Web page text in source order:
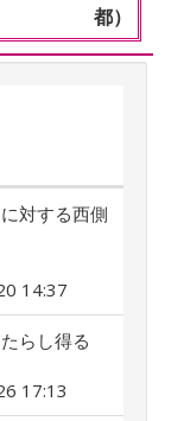
都）
対する西側
14:37
らし得る
17:13